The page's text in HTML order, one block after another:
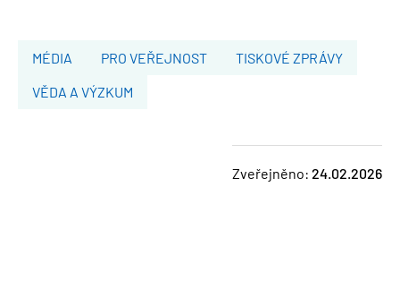
MÉDIA PRO VEŘEJNOST TISKOVÉ ZPRÁVY
VĚDA A VÝZKUM
Zveřejněno: 24.02.2026